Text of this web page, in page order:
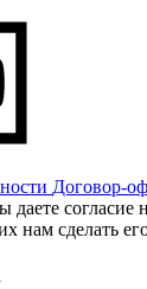
Договор-
согласие
нам сделать